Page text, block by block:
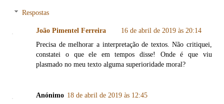
Respostas
João Pimentel Ferreira
16 de abril de 2019 às 20:14
Precisa de melhorar a interpretação de textos. Não critiquei,
constatei o que ele em tempos disse! Onde é que viu
plasmado no meu texto alguma superioridade moral?
Anónimo 18 de abril de 2019 às 12:45